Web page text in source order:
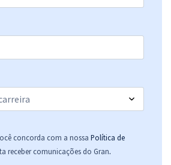
Cargo 6: Especialista em Gestão de
Superior - Subatividade: Estatística
R$ 167,92à vista
R$ 41,98 (-20%)
Comprar
concorda com a nossa Política de
receber comunicações do Gran.